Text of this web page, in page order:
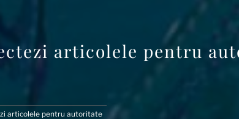
articolele pentru
articolele pentru autoritate